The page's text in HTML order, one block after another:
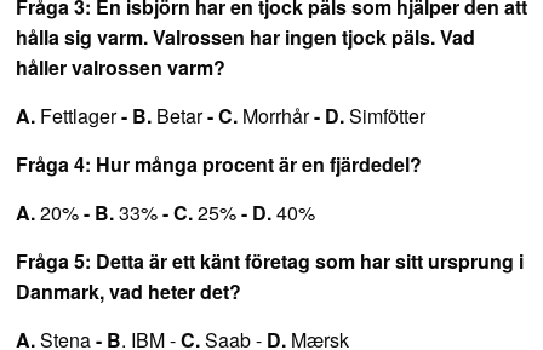
Fråga 3: En isbjörn har en tjock päls som hjälper den att
hålla sig varm. Valrossen har ingen tjock päls. Vad
håller valrossen varm?
A. Fettlager- B.Betar- C. Morrhår- D.Simfötter
Fråga 4: Hur många procent är en fjärdedel?
A.20%- B.33%- C.25%- D.40%
Fråga 5: Detta är ett känt företag som har sitt ursprung i
Danmark, vad heter det?
A.Stena- B. IBM -C.Saab - D.Mærsk